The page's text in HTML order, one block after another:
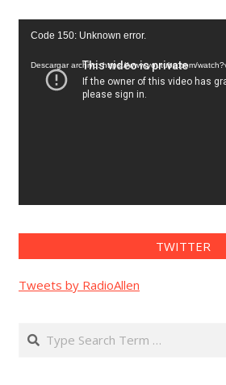
Reproductor
vídeo
Code 150: Unknown error.
Descargar archivo: https://www.youtube.com/
TWITTER
Tweets by RadioAllen
Search